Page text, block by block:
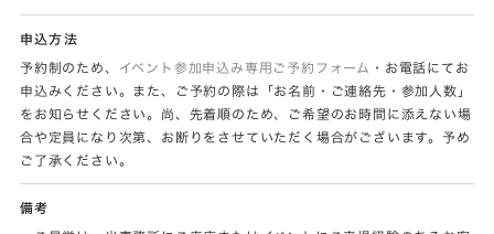
申込方法
予約制のため、 イベント参加申込み専用ご予約フォーム
・お電話にてお
申込みください。また、ご予約の際は「お名前・ご連絡先・参加人数」
をお知らせください。尚、先着順のため、ご希望のお時間に添えない場
合や定員になり次第、お断りをさせていただく場合がございます。予め
ご了承ください。
備考